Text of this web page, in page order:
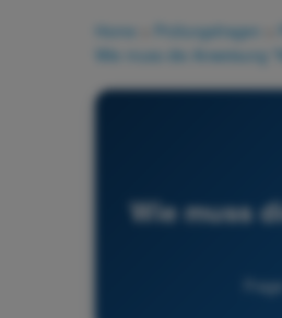
Home Prüfungsfragen
Wie muss